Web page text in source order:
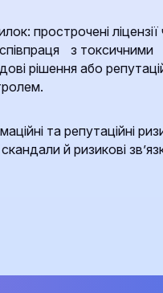
прострочені ліцензії
з токсичними
рішення або
та репутаційні
й ризикові